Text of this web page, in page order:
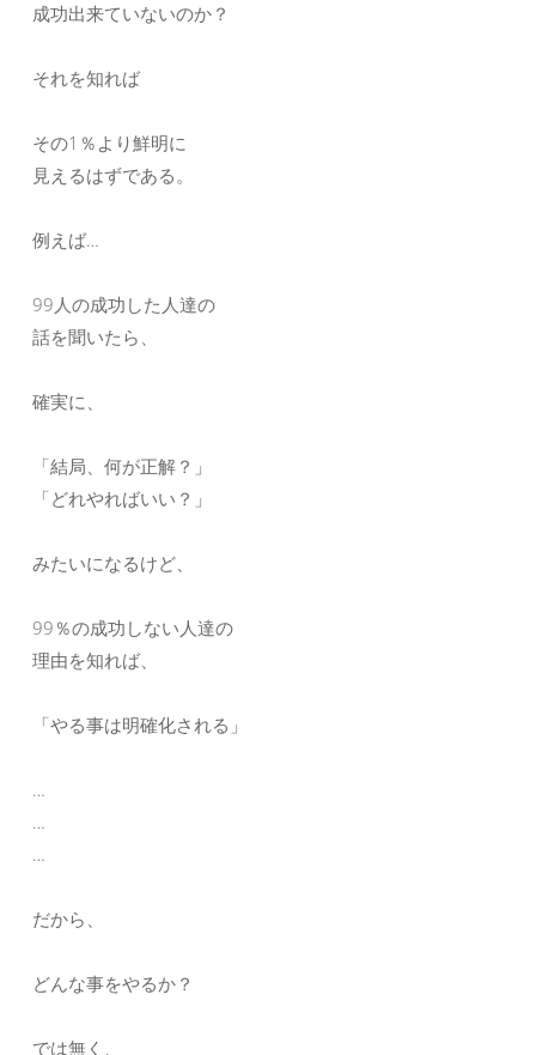
成功出来ていないのか？
それを知れば
その1％より鮮明に
見えるはずである。
例えば…
99人の成功した人達の
話を聞いたら、
確実に、
「結局、何が正解？」
「どれやればいい？」
みたいになるけど、
99％の成功しない人達の
理由を知れば、
「やる事は明確化される」
…
…
…
だから、
どんな事をやるか？
では無く、